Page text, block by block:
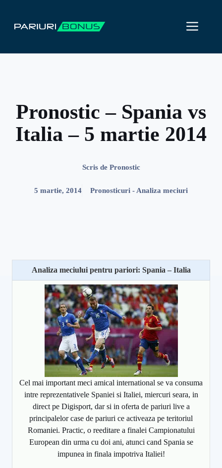
conținut
Pronostic – Spania vs
Italia – 5 martie 2014
Scris de Pronostic
5 martie, 2014 Pronosticuri - Analiza meciuri
Analiza meciului pentru pariori: Spania – Italia
Cel mai important meci amical international se va consuma
intre reprezentativele Spaniei si Italiei, miercuri seara, in
direct pe Digisport, dar si in oferta de pariuri live a
principalelor case de pariuri ce activeaza pe teritoriul
Romaniei. Practic, o reeditare a finalei Campionatului
European din urma cu doi ani, atunci cand Spania se
impunea in finala impotriva Italiei!